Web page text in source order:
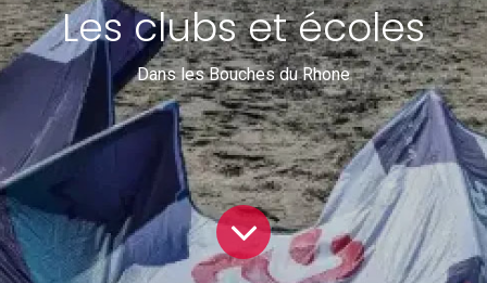
Les clubs et écoles
Dans les Bouches du Rhone